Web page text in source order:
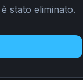
stato eliminato.